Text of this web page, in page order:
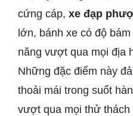
cứng cáp, xe đạp
lớn, bánh xe có độ
năng vượt qua mọi địa
Những đặc điểm này
thoải mái trong suốt
vượt qua mọi thử